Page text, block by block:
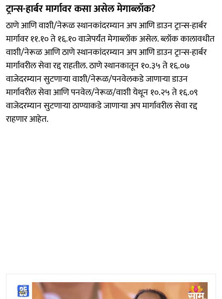
ट्रान्स-हार्बर मार्गावर कसा असेल मेगाब्लॉक?
ठाणे आणि वाशी/नेरूळ स्थानकांदरम्यान अप आणि डाउन ट्रान्स-हार्बर
मार्गावर ११.१० ते १६.१० वाजेपर्यंत मेगाब्लॉक असेल. ब्लॉक कालावधीत
वाशी/नेरूळ आणि ठाणे स्थानकांदरम्यान अप आणि डाउन ट्रान्स-हार्बर
मार्गावरील सेवा रद्द राहतील. ठाणे स्थानकातून १०.३५ ते १६.०७
वाजेदरम्यान सुटणाऱ्या वाशी/नेरूळ/पनवेलकडे जाणाऱ्या डाउन
मार्गावरील सेवा आणि पनवेल/नेरूळ/वाशी येथून १०.२५ ते १६.०९
वाजेदरम्यान सुटणाऱ्या ठाण्याकडे जाणाऱ्या अप मार्गावरील सेवा रद्द
राहणार आहेत.